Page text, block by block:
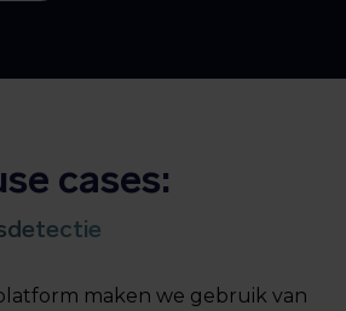
cases:
maken we gebruik van